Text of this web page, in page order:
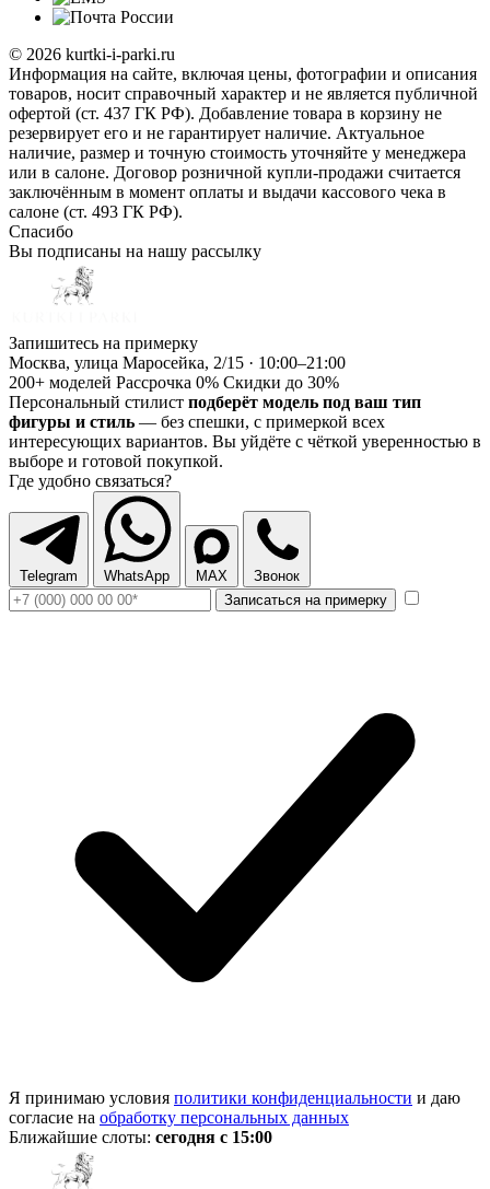
© 2026 kurtki-i-parki.ru
Информация на сайте, включая цены, фотографии и описания
товаров, носит справочный характер и не является публичной
офертой (ст. 437 ГК РФ). Добавление товара в корзину не
резервирует его и не гарантирует наличие. Актуальное
наличие, размер и точную стоимость уточняйте у менеджера
или в салоне. Договор розничной купли-продажи считается
заключённым в момент оплаты и выдачи кассового чека в
салоне (ст. 493 ГК РФ).
Спасибо
Вы подписаны на нашу рассылку
Запишитесь на примерку
Москва, улица Маросейка, 2/15 · 10:00–21:00
200+ моделей Рассрочка 0% Скидки до 30%
Персональный стилист подберёт модель под ваш тип
фигуры и стиль — без спешки, с примеркой всех
интересующих вариантов. Вы уйдёте с чёткой уверенностью в
выборе и готовой покупкой.
Где удобно связаться?
Telegram WhatsApp MAX
Звонок
Записаться на примерку
Я принимаю условия политики конфиденциальности и даю
согласие на обработку персональных данных
Ближайшие слоты: сегодня с 15:00